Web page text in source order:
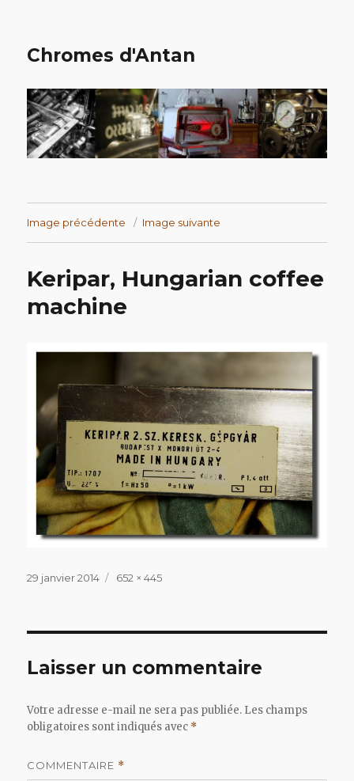
Chromes d'Antan
Image précédente Image suivante
Keripar, Hungarian coffee
machine
Publié
29 janvier 2014
Taille
652 × 445
Laisser un commentaire
Votre adresse e-mail ne sera pas publiée. Les champs
obligatoires sont indiqués avec *
COMMENTAIRE *